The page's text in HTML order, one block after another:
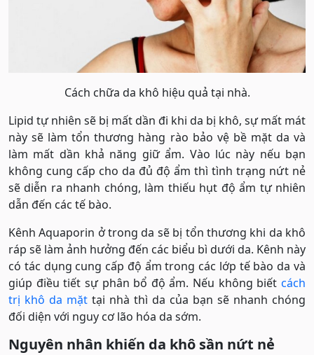
Cách chữa da khô hiệu quả tại nhà.
Lipid tự nhiên sẽ bị mất dần đi khi da bị khô, sự mất mát
này sẽ làm tổn thương hàng rào bảo vệ bề mặt da và
làm mất dần khả năng giữ ẩm. Vào lúc này nếu bạn
không cung cấp cho da đủ độ ẩm thì tình trạng nứt nẻ
sẽ diễn ra nhanh chóng, làm thiếu hụt độ ẩm tự nhiên
dẫn đến các tế bào.
Kênh Aquaporin ở trong da sẽ bị tổn thương khi da khô
ráp sẽ làm ảnh hưởng đến các biểu bì dưới da. Kênh này
có tác dụng cung cấp độ ẩm trong các lớp tế bào da và
giúp điều tiết sự phân bổ độ ẩm. Nếu không biết cách
trị khô da mặt tại nhà thì da của bạn sẽ nhanh chóng
đối diện với nguy cơ lão hóa da sớm.
Nguyên nhân khiến da khô sần nứt nẻ